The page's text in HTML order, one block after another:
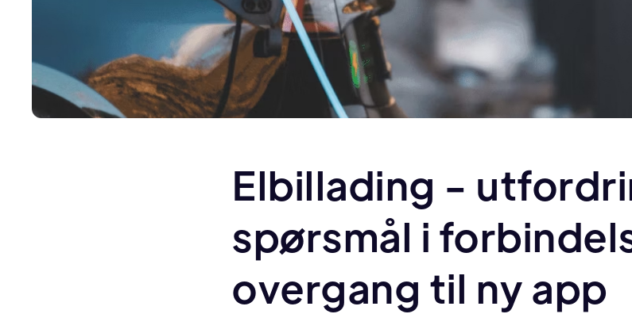
Elbillading -
spørsmål i
overgang til ny app